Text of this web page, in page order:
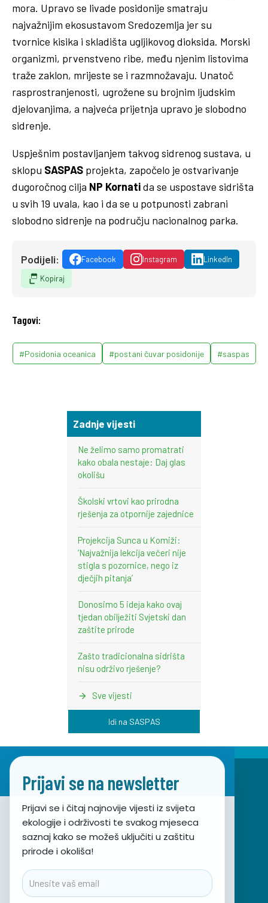
mora. Upravo se livade posidonije smatraju
najvažnijim ekosustavom Sredozemlja jer su
tvornice kisika i skladišta ugljikovog dioksida. Morski
organizmi, prvenstveno ribe, među njenim listovima
traže zaklon, mrijeste se i razmnožavaju. Unatoč
rasprostranjenosti, ugrožene su brojnim ljudskim
djelovanjima, a najveća prijetnja upravo je slobodno
sidrenje.
Uspješnim postavljanjem takvog sidrenog sustava, u
sklopu SASPAS projekta, započelo je ostvarivanje
dugoročnog cilja NP Kornatida se uspostave sidrišta
u svih 19 uvala, kao i da se u potpunosti zabrani
slobodno sidrenje na području nacionalnog parka.
Podijeli: Facebook Instagram
LinkedIn
Kopiraj
Tagovi:
#Posidonia oceanica #postani čuvar posidonije #saspas
Zadnje vijesti
Ne želimo samo promatrati
kako obala nestaje: Daj glas
okolišu
Školski vrtovi kao prirodna
rješenja za otpornije zajednice
Projekcija Sunca u Komiži:
‘Najvažnija lekcija večeri nije
stigla s pozornice, nego iz
dječjih pitanja’
Donosimo 5 ideja kako ovaj
tjedan obilježiti Svjetski dan
zaštite prirode
Zašto tradicionalna sidrišta
nisu održivo rješenje?
Sve vijesti
Idi na SASPAS
Prijavi se na newsletter
Prijavi se i čitaj najnovije vijesti iz svijeta
ekologije i održivosti te svakog mjeseca
saznaj kako se možeš uključiti u zaštitu
prirode i okoliša!
Email
Udruga za prirodu, okoliš i održivi razvoj Sunce
Obala hrvatskog narodnog preporoda 7
21000 Split, Hrvatska
email:info@sunce-st.org